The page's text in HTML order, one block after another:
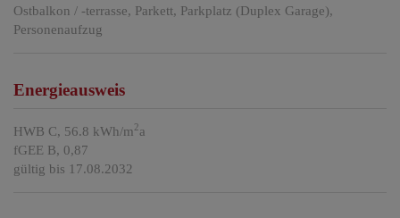
Ostbalkon / -terrasse
Parkett Parkplatz (Duplex Garage)
Personenaufzug
Energieausweis
HWB C, 56.8 kWh/m2a
fGEE B, 0,87
gültig bis 17.08.2032